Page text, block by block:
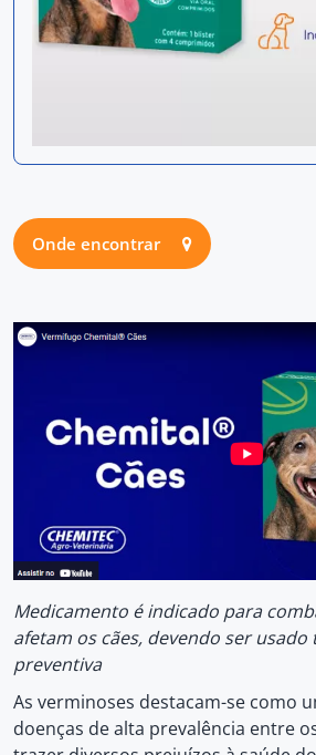
Onde encontrar
Medicamento é indicado para
afetam os cães, devendo ser
preventiva
As verminoses destacam-se como
doenças de alta prevalência entre